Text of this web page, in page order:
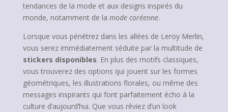
tendances de la mode et aux designs inspirés du
monde, notamment de la mode coréenne.
Lorsque vous pénétrez dans les allées de Leroy Merlin,
vous serez immédiatement séduite par la multitude de
stickers disponibles. En plus des motifs classiques,
vous trouverez des options qui jouent sur les formes
géométriques, les illustrations florales, ou même des
messages inspirants qui font parfaitement écho à la
culture d’aujourd’hui. Que vous rêviez d’un look